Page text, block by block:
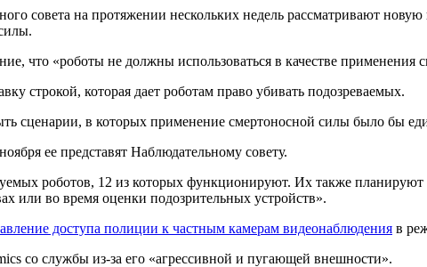
совета на протяжении нескольких недель рассматривают
что «роботы не должны использоваться в качестве применения
строкой, которая дает роботам право убивать подозреваемых.
сценарии, в которых применение смертоносной силы было бы
ее представят Наблюдательному совету.
роботов, 12 из которых функционируют. Их также планируют
или во время оценки подозрительных устройств».
доступа полиции к частным камерам видеонаблюдения в
со службы из-за его «агрессивной и пугающей внешности».